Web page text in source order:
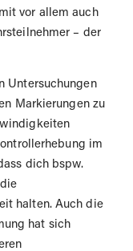
vor allem auch
– der
Untersuchungen
Markierungen zu
im
dich bspw.
halten. Auch die
hat sich